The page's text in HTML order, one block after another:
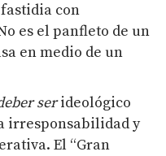
con
es el panfleto de un
en medio de un
serideológico
irresponsabilidad y
El “Gran